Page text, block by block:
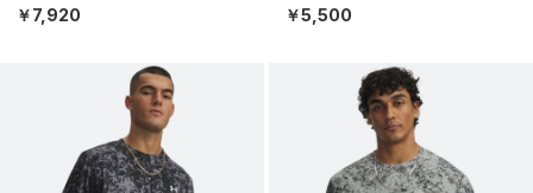
ング/MEN）
￥7,920
EN）
￥5,500